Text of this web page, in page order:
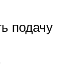
подачу